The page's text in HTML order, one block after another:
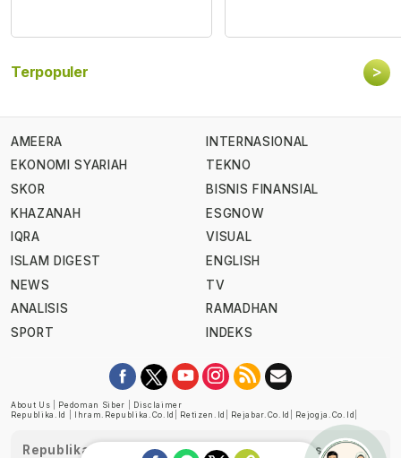
Terpopuler >
AMEERA
EKONOMI SYARIAH
SKOR
KHAZANAH
IQRA
ISLAM DIGEST
NEWS
ANALISIS
SPORT
INTERNASIONAL
TEKNO
BISNIS FINANSIAL
ESGNOW
VISUAL
ENGLISH
TV
RAMADHAN
INDEKS
About Us Pedoman Siber
Disclaimer
Republika.id
Ihram.republika.co.id Retizen.id Rejabar.co.id Rejogja.co.id
Republika telah diverifikasi oleh Dewan Pers